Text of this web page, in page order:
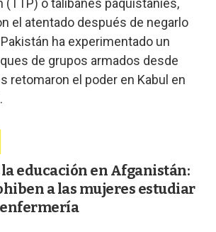
(TTP) o talibanes paquistaníes,
el atentado después de negarlo
ha experimentado un
de grupos armados desde
retomaron el poder en Kabul en
la educación en Afganistán:
a las mujeres estudiar